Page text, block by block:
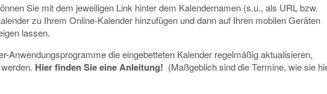
Sie mit dem jeweiligen Link hinter dem Kalendernamen (s.u., als URL bzw.
zu Ihrem Online-Kalender hinzufügen und dann auf Ihren mobilen Geräten
lassen.
Anwendungsprogramme die eingebetteten Kalender regelmäßig aktualisieren,
Hier finden Sie eine Anleitung! (Maßgeblich sind die Termine, wie sie